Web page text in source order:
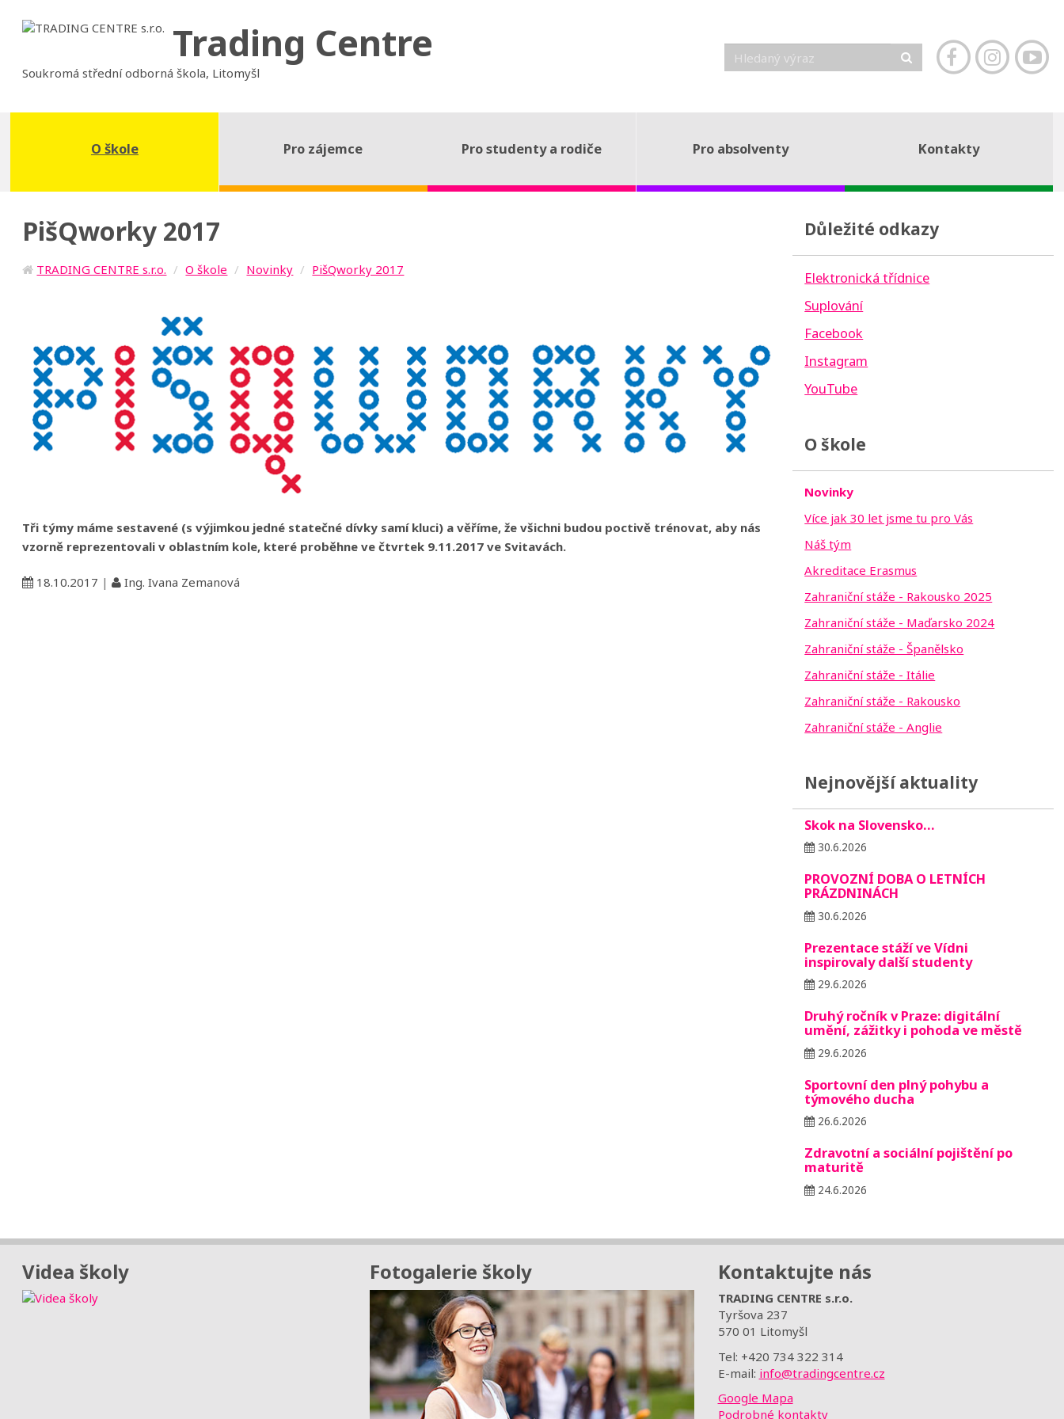
Trading Centre
Soukromá střední odborná škola, Litomyšl
O škole Pro zájemce Pro studenty a rodiče Pro absolventy Kontakty
PišQworky 2017
TRADING CENTRE s.r.o. O škole Novinky PišQworky 2017
Tři týmy máme sestavené (s výjimkou jedné statečné dívky samí kluci) a věříme, že všichni budou poctivě trénovat, aby nás
vzorně reprezentovali v oblastním kole, které proběhne ve čtvrtek 9.11.2017 ve Svitavách.
18.10.2017 | Ing. Ivana Zemanová
Důležité odkazy
Elektronická třídnice
Suplování
Facebook
Instagram
YouTube
O škole
Novinky
Více jak 30 let jsme tu pro Vás
Náš tým
Akreditace Erasmus
Zahraniční stáže - Rakousko 2025
Zahraniční stáže - Maďarsko 2024
Zahraniční stáže - Španělsko
Zahraniční stáže - Itálie
Zahraniční stáže - Rakousko
Zahraniční stáže - Anglie
Nejnovější aktuality
Skok na Slovensko…
30.6.2026
PROVOZNÍ DOBA O LETNÍCH
PRÁZDNINÁCH
30.6.2026
Prezentace stáží ve Vídni
inspirovaly další studenty
29.6.2026
Druhý ročník v Praze: digitální
umění, zážitky i pohoda ve městě
29.6.2026
Sportovní den plný pohybu a
týmového ducha
26.6.2026
Zdravotní a sociální pojištění po
maturitě
24.6.2026
Videa školy Fotogalerie školy Kontaktujte nás
TRADING CENTRE s.r.o.
Tyršova 237
570 01 Litomyšl
Tel: +420 734 322 314
E-mail: info@tradingcentre.cz
Google Mapa
Podrobné kontakty